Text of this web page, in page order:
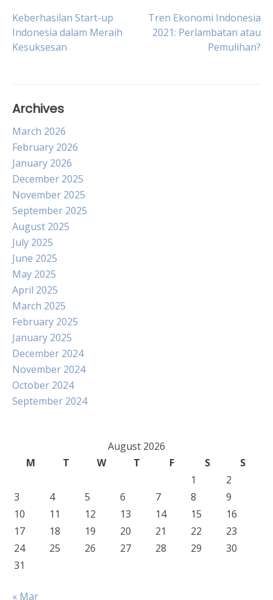
Post
navigation
Keberhasilan Start-up
Indonesia dalam Meraih
Kesuksesan
Tren Ekonomi Indonesia
2021: Perlambatan atau
Pemulihan?
Archives
March 2026
February 2026
January 2026
December 2025
November 2025
September 2025
August 2025
July 2025
June 2025
May 2025
April 2025
March 2025
February 2025
January 2025
December 2024
November 2024
October 2024
September 2024
August 2026
M
T W T F S
S
1
2
3
4 5 6 7 8
9
10
11 12 13 14 15
16
17
18 19 20 21 22
23
24
25 26 27 28 29
30
31
« Mar